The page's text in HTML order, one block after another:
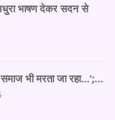
भाषण देकर सदन से
भी मरता जा रहा…’;…